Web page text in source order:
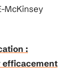
McKinsey
:
efficacement